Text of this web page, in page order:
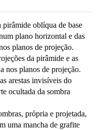
oblíqua de base
plano horizontal e das
planos de projeção.
da pirâmide e as
nos planos de projeção.
arestas invisíveis do
ocultada da sombra
própria e projetada,
uma mancha de grafite